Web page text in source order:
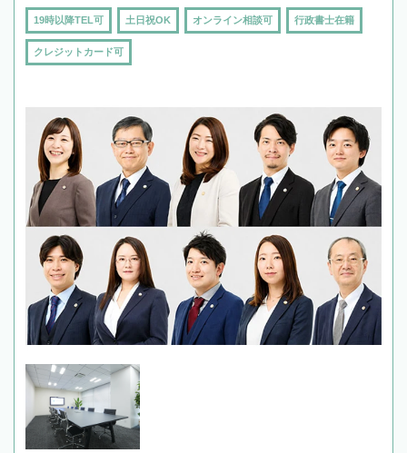
19時以降TEL可 土日祝OK オンライン相談可 行政書士在籍
クレジットカード可